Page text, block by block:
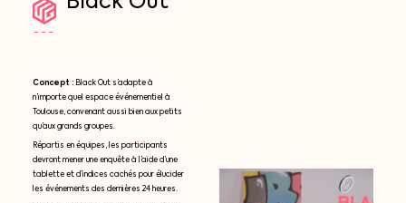
Concept :Black Out s’adapte à
n’importe quel espace événementiel à
Toulouse, convenant aussi bien aux petits
qu’aux grands groupes.
Répartis en équipes, les participants
devront mener une enquête à l’aide d’une
tablette et d’indices cachés pour élucider
les événements des dernières 24 heures.